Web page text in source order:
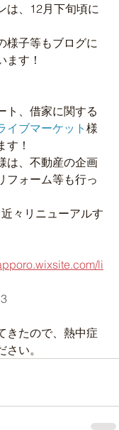
は、12月下旬頃に
様子等もブログに
ます！
ト、借家に関する
イブマーケット 様
す！
は、不動産の企画
フォーム等も行っ
々リニューアルす
li
きたので、熱中症
い。